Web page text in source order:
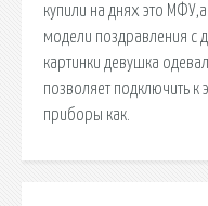
купили на днях это
модели поздравления с
картинки девушка
позволяет подключить к
приборы как.